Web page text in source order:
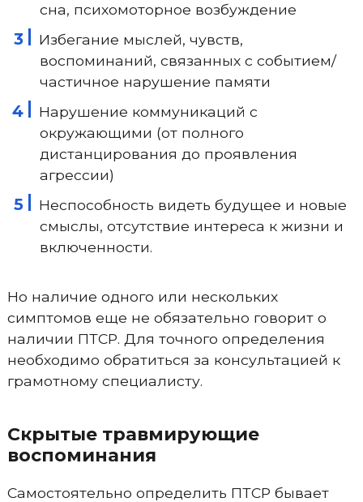
сна, психомоторное возбуждение
Избегание мыслей, чувств,
воспоминаний, связанных с событием/
частичное нарушение памяти
Нарушение коммуникаций с
окружающими (от полного
дистанцирования до проявления
агрессии)
Неспособность видеть будущее и новые
смыслы, отсутствие интереса к жизни и
включенности.
Но наличие одного или нескольких
симптомов еще не обязательно говорит о
наличии ПТСР. Для точного определения
необходимо обратиться за консультацией к
грамотному специалисту.
Скрытые травмирующие
воспоминания
Самостоятельно определить ПТСР бывает